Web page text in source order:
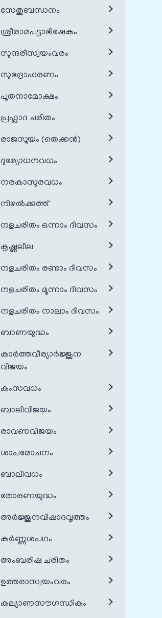
സേതുബന്ധനം
ശ്രീരാമപട്ടാഭിഷേകം
സുന്ദരീസ്വയംവരം
സുഭദ്രാഹരണം
പൂതനാമോക്ഷം
പ്രഹ്ലാദ ചരിതം
രാജസൂയം (തെക്കൻ)
ദുര്യോധനവധം
നരകാസുരവധം
നിഴൽക്കുത്ത്
നളചരിതം ഒന്നാം ദിവസം
കൃഷ്ണലീല
നളചരിതം രണ്ടാം ദിവസം
നളചരിതം മൂന്നാം ദിവസം
നളചരിതം നാലാം ദിവസം
ബാണയുദ്ധം
കാർത്തവീര്യാർജ്ജുന
വിജയം
കംസവധം
ബാലിവിജയം
രാവണവിജയം
ശാപമോചനം
ബാലിവധം
തോരണയുദ്ധം
അർജ്ജുനവിഷാദവൃത്തം
കർണ്ണശപഥം
അംബരീഷ ചരിതം
ഉത്തരാസ്വയംവരം
കല്യാണസൗഗന്ധികം